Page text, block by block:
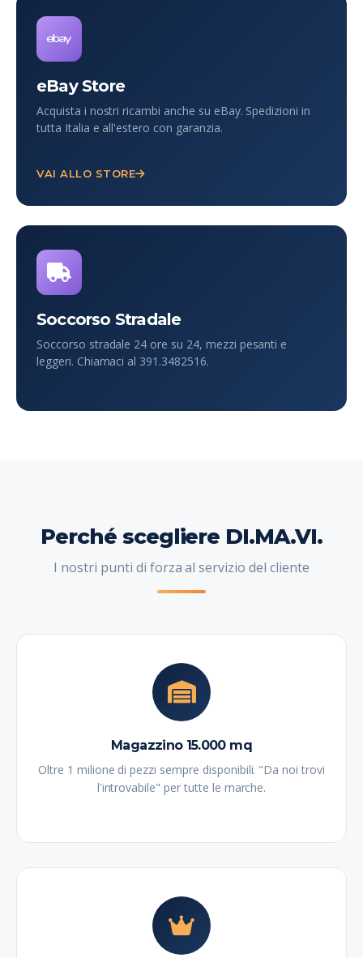
eBay Store
Acquista i nostri ricambi anche su eBay. Spedizioni in
tutta Italia e all'estero con garanzia.
VAI ALLO STORE
Soccorso Stradale
Soccorso stradale 24 ore su 24, mezzi pesanti e
leggeri. Chiamaci al 391.3482516.
Perché scegliere DI.MA.VI.
I nostri punti di forza al servizio del cliente
Magazzino 15.000 mq
Oltre 1 milione di pezzi sempre disponibili. "Da noi trovi
l'introvabile" per tutte le marche.